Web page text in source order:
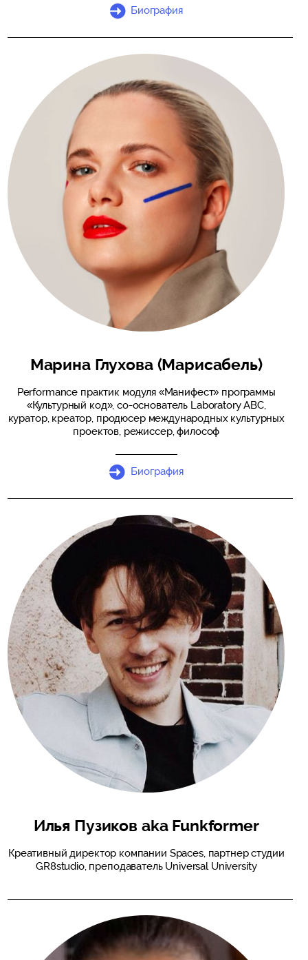
Биография
Марина Глухова (Марисабель)
Performance практик модуля «Манифест» программы
«Культурный код», со-основатель Laboratory ABC,
куратор, креатор, продюсер международных культурных
проектов, режиссер, философ
Биография
Илья Пузиков aka Funkformer
Креативный директор компании Spaces, партнер студии
GR8studio, преподаватель Universal University